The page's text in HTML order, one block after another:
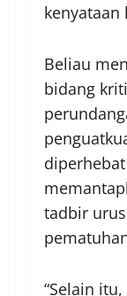
kenyataan
Beliau
bidang
tadbir
“Selain